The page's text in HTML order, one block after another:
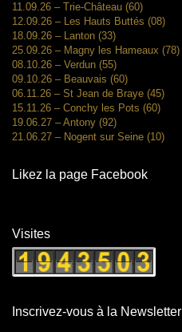
11.09.26 – Trie-Château (60)
12.09.26 – Les Hauts Buttés (08)
18.09.26 – Lanton (33)
25.09.26 – Magny les Hameaux (78)
08.10.26 – Verdun (55)
09.10.26 – Beauvais (60)
06.11.26 – St Jean de Braye (45)
15.11.26 – Conchy les Pots (60)
19.06.27 – Antony (92)
21.06.27 – Nogent sur Seine (10)
Likez la page Facebook
Visites
Inscrivez-vous à la Newsletter